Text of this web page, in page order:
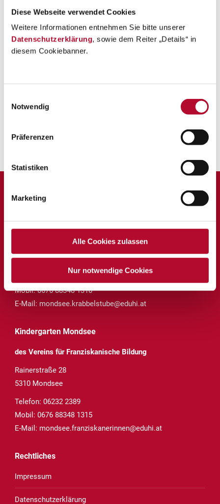
Diese Webseite verwendet Cookies
Weitere Informationen entnehmen Sie bitte unserer
Datenschutzerklärung, sowie dem Reiter „Details“ in
diesem Cookiebanner.
Notwendig
Präferenzen
Statistiken
Marketing
Alle Cookies zulassen
Nur notwendige Cookies
des Vereins für Franziskanische Bildung
5310 Mondsee
Mobil:0676 88348 1310
E-Mail: mondsee.krabbelstube@eduhi.at
Kindergarten Mondsee
des Vereins für Franziskanische Bildung
Rainerstraße 28
5310 Mondsee
Telefon: 06232 2389
Mobil: 0676 88348 1315
E-Mail: mondsee.franziskanerinnen@eduhi.at
Rechtliches
Impressum
Datenschutzerklärung